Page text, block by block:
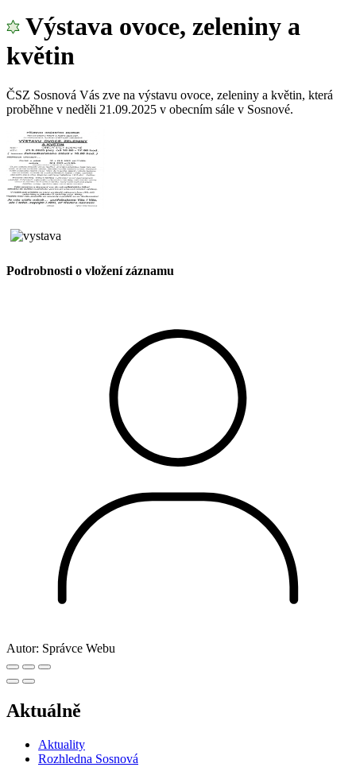
Výstava ovoce, zeleniny a
květin
ČSZ Sosnová Vás zve na výstavu ovoce, zeleniny a květin, která
proběhne v neděli 21.09.2025 v obecním sále v Sosnové.
Podrobnosti o vložení záznamu
Autor: Správce Webu
Aktuálně
Aktuality
Rozhledna Sosnová